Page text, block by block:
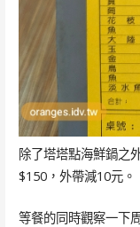
除了塔塔點海鮮鍋之
$150，外帶減10元。
等餐的同時觀察一下